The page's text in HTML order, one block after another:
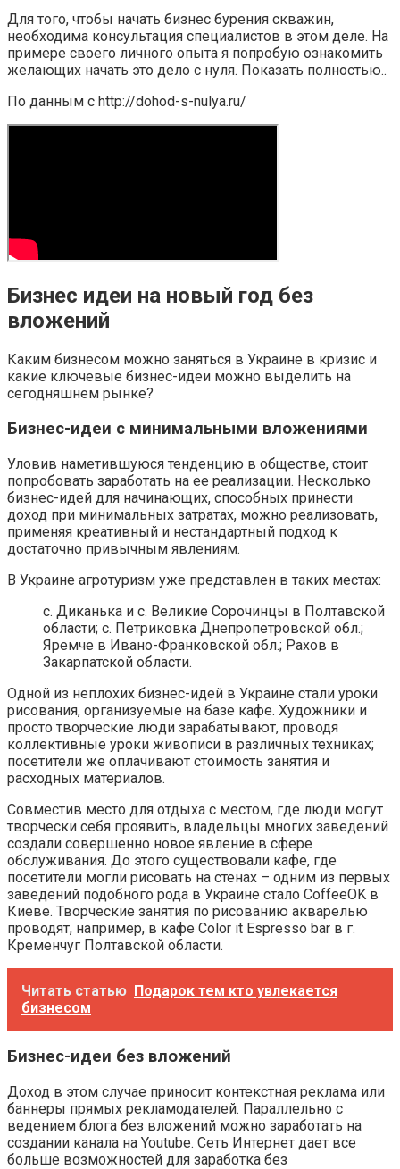
Для того, чтобы начать бизнес бурения скважин,
необходима консультация специалистов в этом деле. На
примере своего личного опыта я попробую ознакомить
желающих начать это дело с нуля. Показать полностью..
По данным с http://dohod-s-nulya.ru/
Бизнес идеи на новый год без
вложений
Каким бизнесом можно заняться в Украине в кризис и
какие ключевые бизнес-идеи можно выделить на
сегодняшнем рынке?
Бизнес-идеи с минимальными вложениями
Уловив наметившуюся тенденцию в обществе, стоит
попробовать заработать на ее реализации. Несколько
бизнес-идей для начинающих, способных принести
доход при минимальных затратах, можно реализовать,
применяя креативный и нестандартный подход к
достаточно привычным явлениям.
В Украине агротуризм уже представлен в таких местах:
с. Диканька и с. Великие Сорочинцы в Полтавской
области; с. Петриковка Днепропетровской обл.;
Яремче в Ивано-Франковской обл.; Рахов в
Закарпатской области.
Одной из неплохих бизнес-идей в Украине стали уроки
рисования, организуемые на базе кафе. Художники и
просто творческие люди зарабатывают, проводя
коллективные уроки живописи в различных техниках;
посетители же оплачивают стоимость занятия и
расходных материалов.
Совместив место для отдыха с местом, где люди могут
творчески себя проявить, владельцы многих заведений
создали совершенно новое явление в сфере
обслуживания. До этого существовали кафе, где
посетители могли рисовать на стенах – одним из первых
заведений подобного рода в Украине стало CoffeeOK в
Киеве. Творческие занятия по рисованию акварелью
проводят, например, в кафе Color it Espresso bar в г.
Кременчуг Полтавской области.
Читать статью Подарок тем кто увлекается
бизнесом
Бизнес-идеи без вложений
Доход в этом случае приносит контекстная реклама или
баннеры прямых рекламодателей. Параллельно с
ведением блога без вложений можно заработать на
создании канала на Youtube. Сеть Интернет дает все
больше возможностей для заработка без